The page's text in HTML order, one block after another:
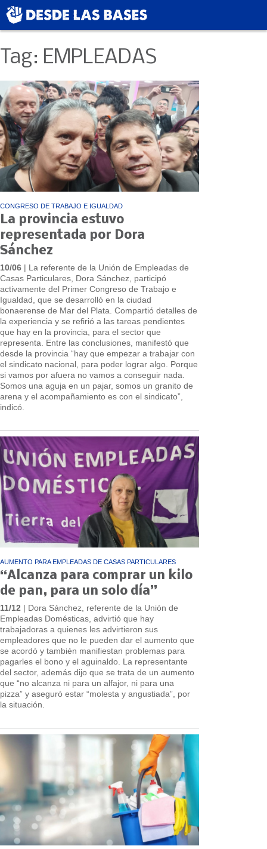
Tag: EMPLEADAS
CONGRESO DE TRABAJO E IGUALDAD
La provincia estuvo
representada por Dora
Sánchez
10/06 | La referente de la Unión de Empleadas de
Casas Particulares, Dora Sánchez, participó
activamente del Primer Congreso de Trabajo e
Igualdad, que se desarrolló en la ciudad
bonaerense de Mar del Plata. Compartió detalles de
la experiencia y se refirió a las tareas pendientes
que hay en la provincia, para el sector que
representa. Entre las conclusiones, manifestó que
desde la provincia “hay que empezar a trabajar con
el sindicato nacional, para poder lograr algo. Porque
si vamos por afuera no vamos a conseguir nada.
Somos una aguja en un pajar, somos un granito de
arena y el acompañamiento es con el sindicato”,
indicó.
AUMENTO PARA EMPLEADAS DE CASAS PARTICULARES
“Alcanza para comprar un kilo
de pan, para un solo día”
11/12 | Dora Sánchez, referente de la Unión de
Empleadas Domésticas, advirtió que hay
trabajadoras a quienes les advirtieron sus
empleadores que no le pueden dar el aumento que
se acordó y también manifiestan problemas para
pagarles el bono y el aguinaldo. La representante
del sector, además dijo que se trata de un aumento
que “no alcanza ni para un alfajor, ni para una
pizza” y aseguró estar “molesta y angustiada”, por
la situación.